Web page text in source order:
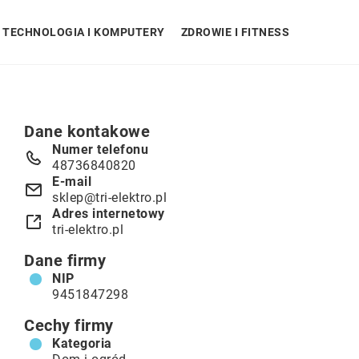
TECHNOLOGIA I KOMPUTERY ZDROWIE I FITNESS
Dane kontakowe
Numer telefonu
48736840820
E-mail
sklep@tri-elektro.pl
Adres internetowy
tri-elektro.pl
Dane firmy
NIP
9451847298
Cechy firmy
Kategoria